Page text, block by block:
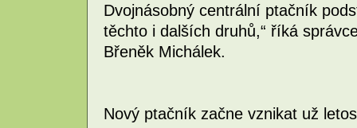
Dvojnásobný centrální ptačník
těchto i dalších druhů,“ říká
Břeněk Michálek.
Nový ptačník začne vznikat už letos